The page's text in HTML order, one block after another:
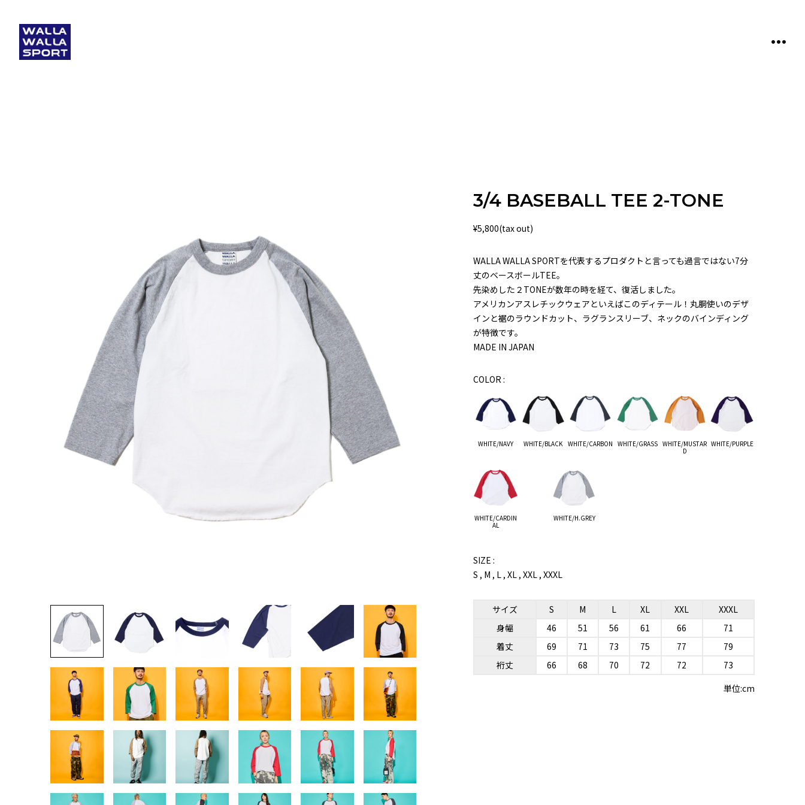
T
3/4 BASEBALL TEE 2-TONE
¥5,800(tax out)
WALLA WALLA SPORTを代表するプロダクトと言っても過言ではない7分
丈のベースボールTEE。
先染めした２TONEが数年の時を経て、復活しました。
アメリカンアスレチックウェアといえばこのディテール！丸胴使いのデザ
インと裾のラウンドカット、ラグランスリーブ、ネックのバインディング
が特徴です。
MADE IN JAPAN
COLOR :
WHITE/NAVY WHITE/BLACK WHITE/CARBON WHITE/GRASS WHITE/MUSTAR
D
WHITE/PURPLE
WHITE/CARDIN
AL
WHITE/H.GREY
SIZE :
S , M , L , XL , XXL , XXXL
サイズ S M L XL XXL
XXXL
身幅
46 51 56 61 66
71
着丈
69 71 73 75 77
79
裄丈
66 68 70 72 72
73
単位:cm